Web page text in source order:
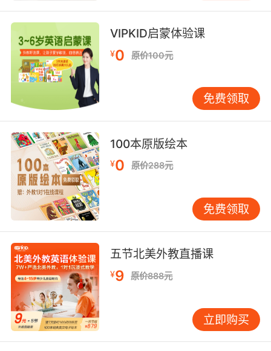
统担保的物理边界，但同时也面临司法管辖权冲
突的新问题。 三、风险防控的动态平衡艺术
Security条款的设计本质是风险分配的博弈过
程。斯坦福大学企业风险研究中心2022年报告显
示，78%的跨境合同纠纷源于担保条款的解释分
歧。VIPKID在北美分公司设立过程中，曾因租赁
合同中的Security Deposit条款产生争议，出租
方主张适用美国各州差异化的押金处理规则，最
终通过添加押金利息计算以LIBOR为基础的补充
条款实现利益平衡。 文化差异对条款理解产生深
层影响。剑桥大学跨文化法律研究项目发现，中
东合作伙伴对Security的理解侧重人身担保关
系，而北欧合作方更强调财产性保障措施。这种
认知差异在VIPKID拓展海外市场时形成隐形障
碍，促使其建立法律术语对照数据库，将各国法
律文化特征注入条款设计流程。 在数字经济浪潮
下，Security的内涵正从静态担保向动态风控转
型。麦肯锡全球研究院预测，到2025年60%的国
际合同将引入实时数据监控条款。VIPKID最新课
程采购协议已尝试植入区块链存证接口，当学员
数量波动超过阈值时自动触发追加保证金通知，
这种技术创新正在重塑传统担保机制的运作模
VIPKID启蒙体验课
¥0 原价100元
免费领取
100本原版绘本
¥0 原价288元
免费领取
五节北美外教直播课
¥9 原价888元
立即购买